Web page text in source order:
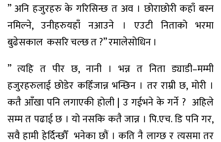
”अनि हजुरहरु के गरिसिन्छ त अव । छोराछोरी कहाँ बस्न
नमिल्ने,उनीहरुयहाँ नआउने । एउटी निताको भरमा
बुढेसकाल कसरिचल्छत?”रमालेसोधिन ।
” त्यहि त पीर छ, नानी । भन्न त निता ड्याडी–मम्मी
हजुरहरुलाई छोडेर कहिँजान्न भन्छिन । तर राम्री छ, मोरी ।
कतै आँखापनिलगाएकीहोली | उगईभनेकेगर्ने?अहिले
सम्मतपढाईछ । योनसकिकतैजान्न । पि.एच.डिपनिगर,
सवैहामी हेर्दिन्छौँ भनेकाछौं । कतिनै लाग्छर त्यसमातर